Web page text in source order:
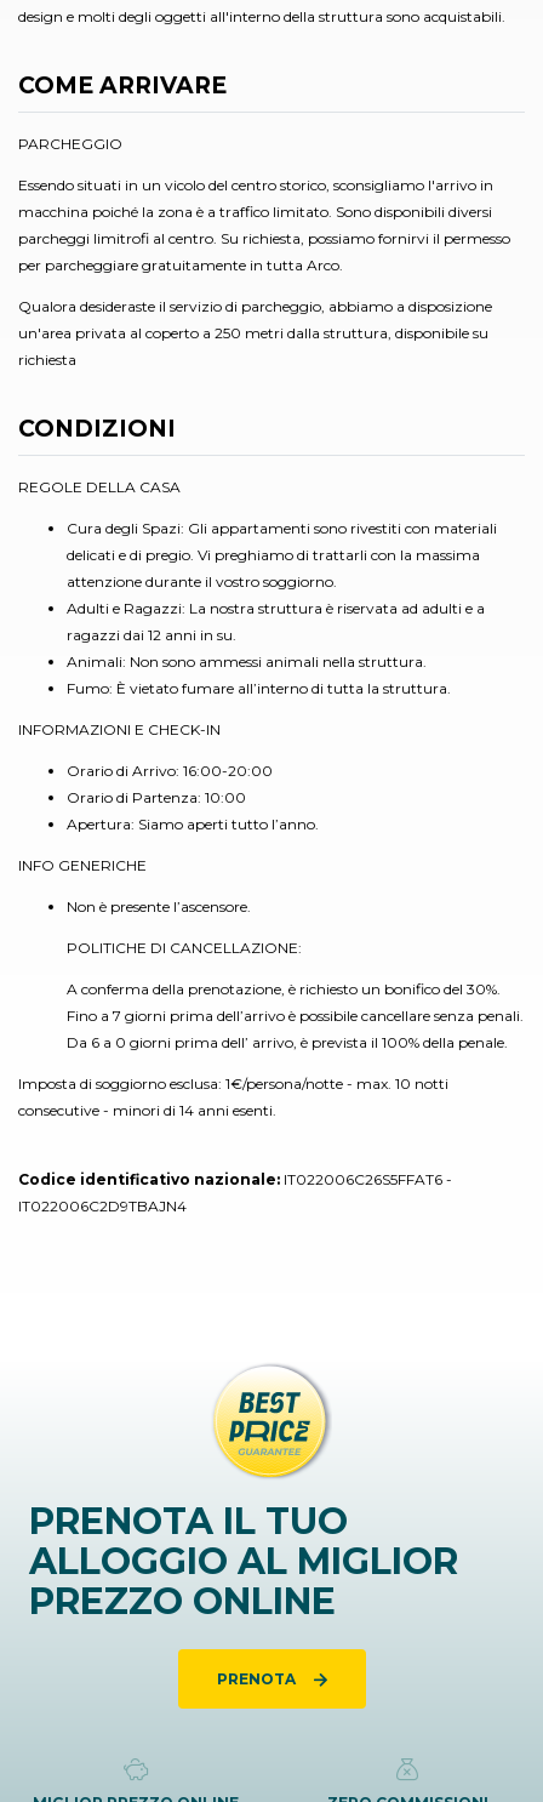
design e molti degli oggetti all'interno della struttura sono acquistabili.
COME ARRIVARE
PARCHEGGIO
Essendo situati in un vicolo del centro storico, sconsigliamo l'arrivo in
macchina poiché la zona è a traffico limitato. Sono disponibili diversi
parcheggi limitrofi al centro. Su richiesta, possiamo fornirvi il permesso
per parcheggiare gratuitamente in tutta Arco.
Qualora desideraste il servizio di parcheggio, abbiamo a disposizione
un'area privata al coperto a 250 metri dalla struttura, disponibile su
richiesta
CONDIZIONI
REGOLE DELLA CASA
Cura degli Spazi: Gli appartamenti sono rivestiti con materiali
delicati e di pregio. Vi preghiamo di trattarli con la massima
attenzione durante il vostro soggiorno.
Adulti e Ragazzi: La nostra struttura è riservata ad adulti e a
ragazzi dai 12 anni in su.
Animali: Non sono ammessi animali nella struttura.
Fumo: È vietato fumare all’interno di tutta la struttura.
INFORMAZIONI E CHECK-IN
Orario di Arrivo: 16:00-20:00
Orario di Partenza: 10:00
Apertura: Siamo aperti tutto l’anno.
INFO GENERICHE
Non è presente l’ascensore.
POLITICHE DI CANCELLAZIONE:
A conferma della prenotazione, è richiesto un bonifico del 30%.
Fino a 7 giorni prima dell’arrivo è possibile cancellare senza penali.
Da 6 a 0 giorni prima dell’ arrivo, è prevista il 100% della penale.
Imposta di soggiorno esclusa: 1€/persona/notte - max. 10 notti
consecutive - minori di 14 anni esenti.
Codice identificativo nazionale: IT022006C26S5FFAT6 -
IT022006C2D9TBAJN4
PRENOTA IL TUO
ALLOGGIO AL MIGLIOR
PREZZO ONLINE
PRENOTA